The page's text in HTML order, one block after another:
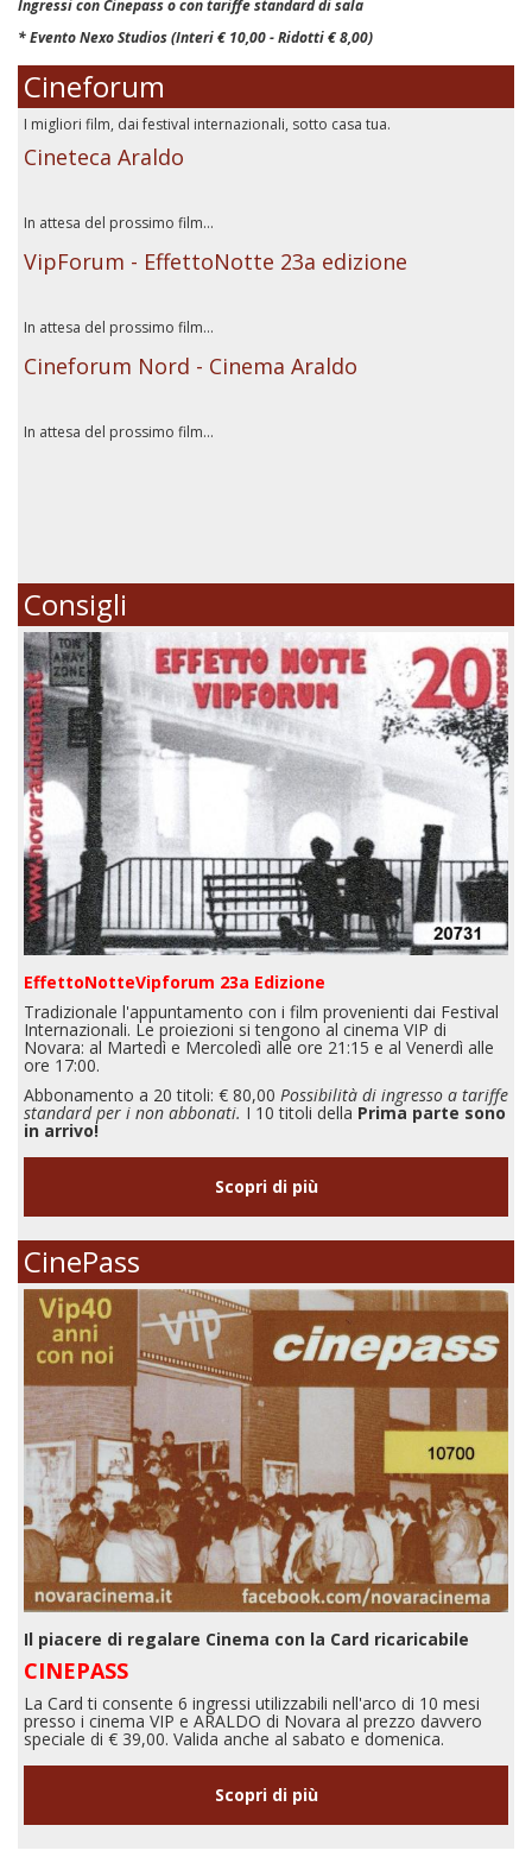
Ingressi con Cinepass o con tariffe standard di sala
* Evento Nexo Studios (Interi € 10,00 - Ridotti € 8,00)
Cineforum
I migliori film, dai festival internazionali, sotto casa tua.
Cineteca Araldo
In attesa del prossimo film...
VipForum - EffettoNotte 23a edizione
In attesa del prossimo film...
Cineforum Nord - Cinema Araldo
In attesa del prossimo film...
Consigli
EffettoNotteVipforum 23a Edizione
Tradizionale l'appuntamento con i film provenienti dai Festival
Internazionali. Le proiezioni si tengono al cinema VIP di
Novara: al Martedì e Mercoledì alle ore 21:15 e al Venerdì alle
ore 17:00.
Abbonamento a 20 titoli: € 80,00 Possibilità di ingresso a tariffe
standard per i non abbonati. I 10 titoli della Prima parte sono
in arrivo!
Scopri di più
CinePass
Il piacere di regalare Cinema con la Card ricaricabile
CINEPASS
La Card ti consente 6 ingressi utilizzabili nell'arco di 10 mesi
presso i cinema VIP e ARALDO di Novara al prezzo davvero
speciale di € 39,00. Valida anche al sabato e domenica.
Scopri di più